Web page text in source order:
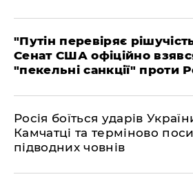
​"Путін перевіряє
Сенат США офіційно
"пекельні санкції" проти
​Росія боїться ударів
Камчатці та терміново
підводних човнів